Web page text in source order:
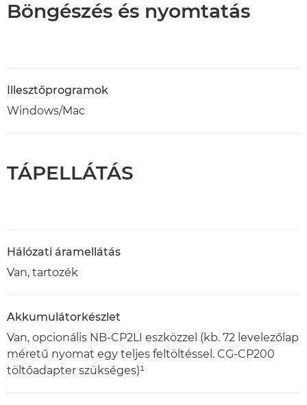
Böngészés és nyomtatás
Illesztőprogramok
Windows/Mac
TÁPELLÁTÁS
Hálózati áramellátás
Van, tartozék
Akkumulátorkészlet
Van, opcionális NB-CP2LI eszközzel (kb. 72 levelezőlap
méretű nyomat egy teljes feltöltéssel. CG-CP200
töltőadapter szükséges)¹